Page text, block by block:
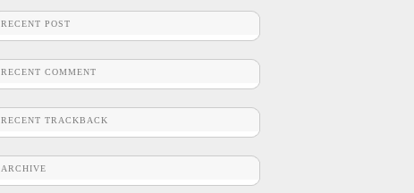
RECENT POST
RECENT COMMENT
RECENT TRACKBACK
ARCHIVE